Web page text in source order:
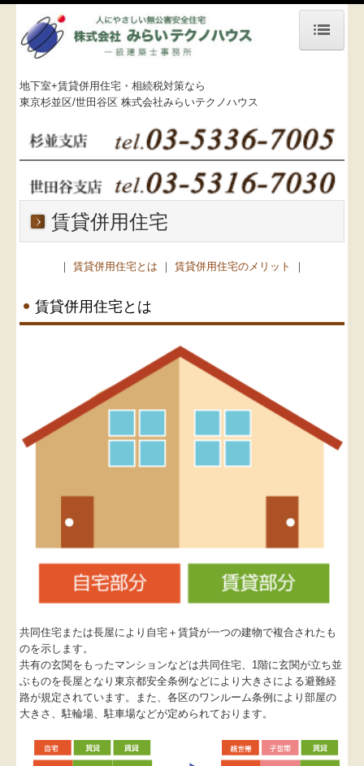
土地を活用する
施工事例
お役立ちコラム
会社案内
土地からの賃貸併用住宅
地下室+賃貸併用住宅・相続税対策なら
東京杉並区/世田谷区 株式会社みらいテクノハウス
賃貸併用住宅
｜ 賃貸併用住宅とは ｜ 賃貸併用住宅のメリット ｜
賃貸併用住宅とは
共同住宅または長屋により自宅＋賃貸が一つの建物で複合されたも
のを示します。
共有の玄関をもったマンションなどは共同住宅、1階に玄関が立ち並
ぶものを長屋となり東京都安全条例などにより大きさによる避難経
路が規定されています。また、各区のワンルーム条例により部屋の
大きさ、駐輪場、駐車場などが定められております。